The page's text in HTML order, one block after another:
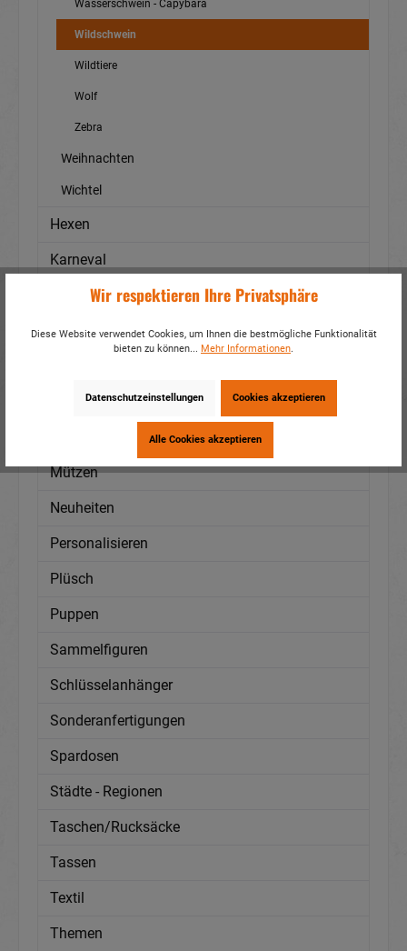
Wasserschwein - Capybara
Wildschwein
Wildtiere
Wolf
Zebra
Weihnachten
Wichtel
Hexen
Karneval
Leinwände
Magnete
Materialien
Mittelalterliches Zubehör
Mützen
Neuheiten
Personalisieren
Plüsch
Puppen
Sammelfiguren
Schlüsselanhänger
Sonderanfertigungen
Spardosen
Städte - Regionen
Taschen/Rucksäcke
Tassen
Textil
Themen
Wir respektieren Ihre Privatsphäre
Diese Website verwendet Cookies, um Ihnen die bestmögliche Funktionalität
bieten zu können... Mehr Informationen.
Datenschutzeinstellungen Cookies akzeptieren
Alle Cookies akzeptieren